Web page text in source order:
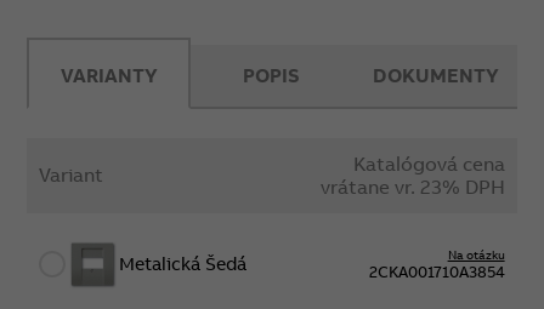
VARIANTY
Variant
Katalógová cena
vrátane vr. 23% DPH
Metalická Šedá Na otázku
2CKA001710A3854
POPIS DOKUMENTY